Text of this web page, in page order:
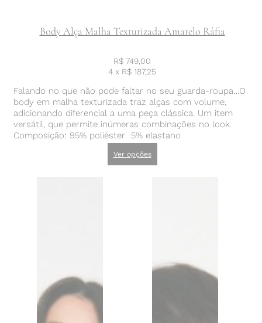
Body Alça Malha Texturizada Amarelo Ráfia
R$ 749,00
4 x R$ 187,25
Falando no que não pode faltar no seu guarda-roupa…O
body em malha texturizada traz alças com volume,
adicionando diferencial a uma peça clássica. Um item
versátil, que permite inúmeras combinações no look.
Composição: 95% poliéster 5% elastano
Ver opções